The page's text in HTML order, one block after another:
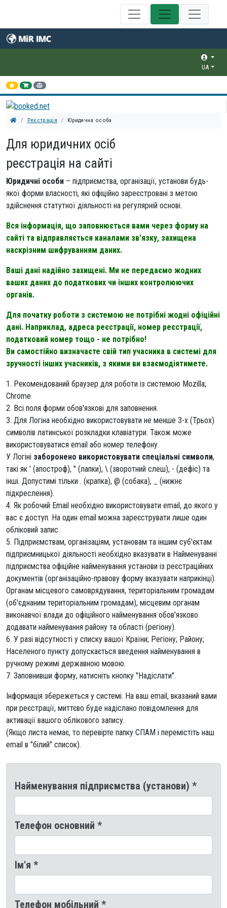
UA
Реєстрація Юридична особа
Для юридичних осіб
реєстрація на сайті
Юридичні особи – підприємства, організації, установи будь-
якої форми власності, які офіційно зареєстровані з метою
здійснення статутної діяльності на регулярній основі.
Вся інформація, що заповнюється вами через форму на
сайті та відправляється каналами зв'язку, захищена
наскрізним шифруванням даних.
Ваші дані надійно захищені. Ми не передаємо жодних
ваших даних до податкових чи інших контролюючих
органів.
Для початку роботи з системою не потрібні жодні офіційні
дані. Наприклад, адреса реєстрації, номер реєстрації,
податковий номер тощо - не потрібно!
Ви самостійно визначаєте свій тип учасника в системі для
зручності інших учасників, з якими ви взаємодіятимете.
1. Рекомендований браузер для роботи із системою Mozilla;
Chrome.
2. Всі поля форми обов'язкові для заповнення.
3. Для Логіна необхідно використовувати не менше 3-х (Трьох)
символів латинської розкладки клавіатури. Також може
використовуватися email або номер телефону.
У Логіні заборонено використовувати спеціальні символи,
такі як ' (апостроф), " (лапки), \ (зворотний слеш), - (дефіс) та
інші. Допустимі тільки . (крапка), @ (собака), _ (нижнє
підкреслення).
4. Як робочий Email необхідно використовувати email, до якого у
вас є доступ. На один email можна зареєструвати лише один
обліковий запис.
5. Підприємствам, організаціям, установам та іншим суб'єктам
підприємницької діяльності необхідно вказувати в Найменуванні
підприємства офіційне найменування установи із реєстраційних
документів (організаційно-правову форму вказувати наприкінці).
Органам місцевого самоврядування, територіальним громадам
(об'єднаним територіальним громадам), місцевим органам
виконавчої влади до офіційного найменування обов'язково
додавати найменування району та області (регіону).
6. У разі відсутності у списку вашої Країни; Регіону; Району;
Населеного пункту допускається введення найменування в
ручному режимі державною мовою.
7. Заповнивши форму, натисніть кнопку "Надіслати".
Інформація збережеться у системі. На ваш email, вказаний вами
при реєстрації, миттєво буде надіслано повідомлення для
активації вашого облікового запису.
(Якщо листа немає, то перевірте папку СПАМ і перемістіть наш
email в "білий" список).
Найменування підприємства (установи) *
Телефон основний *
Ім′я *
Телефон мобільний *